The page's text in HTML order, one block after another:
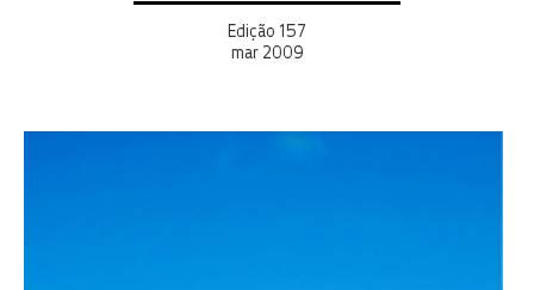
Edição 157
mar 2009